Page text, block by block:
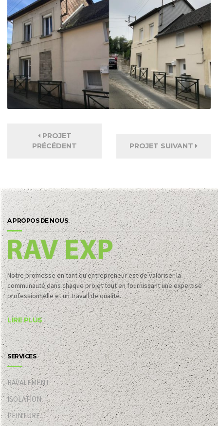
PROJET
PRÉCÉDENT
PROJET SUIVANT
A PROPOS DE NOUS
Notre promesse en tant qu'entrepreneur est de valoriser la
communauté dans chaque projet tout en fournissant une expertise
professionnelle et un travail de qualité.
LIRE PLUS
SERVICES
RAVALEMENT
ISOLATION
PEINTURE